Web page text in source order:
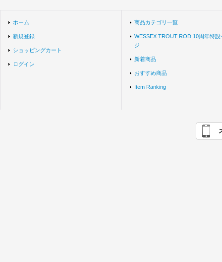
ホーム
新規登録
ショッピングカート
ログイン
商品カテゴリ一覧
WESSEX TROUT ROD 10周年特設
ジ
新着商品
おすすめ商品
Item Ranking